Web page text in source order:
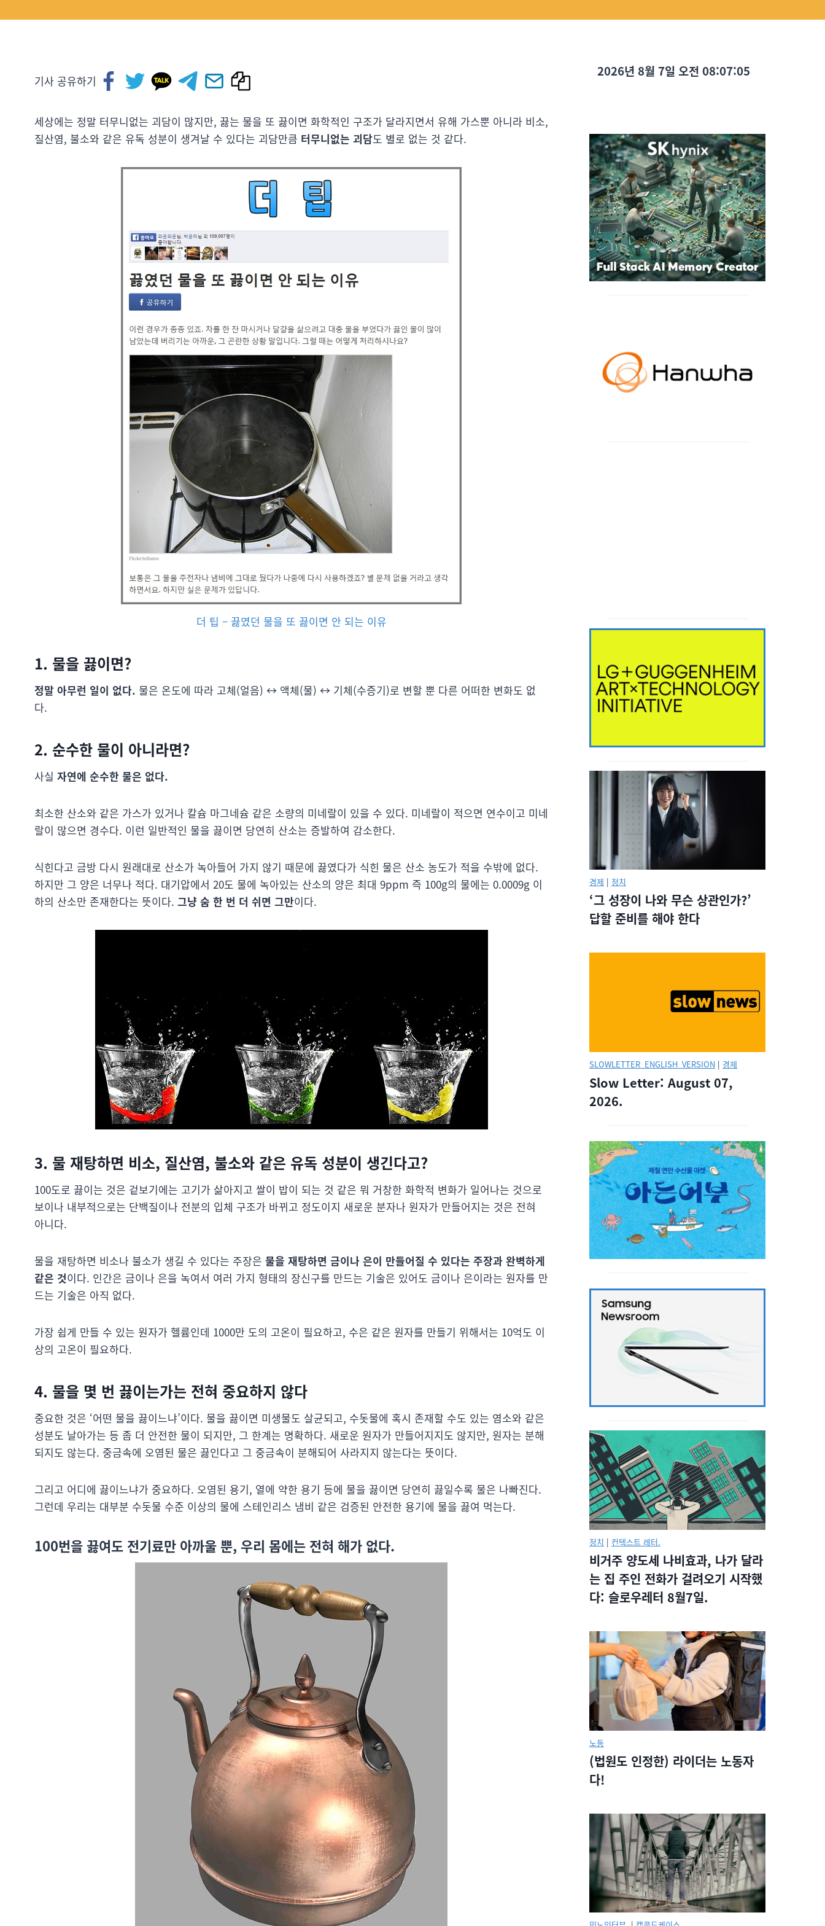
기사 공유하기
세상에는 정말 터무니없는 괴담이 많지만, 끓는 물을 또 끓이면 화학적인 구조가 달라지면서 유해 가스뿐 아니라 비소,
질산염, 불소와 같은 유독 성분이 생겨날 수 있다는 괴담만큼 터무니없는 괴담도 별로 없는 것 같다.
더 팁 – 끓였던 물을 또 끓이면 안 되는 이유
1. 물을 끓이면?
정말 아무런 일이 없다. 물은 온도에 따라 고체(얼음) ↔ 액체(물) ↔ 기체(수증기)로 변할 뿐 다른 어떠한 변화도 없
다.
2. 순수한 물이 아니라면?
사실 자연에 순수한 물은 없다.
최소한 산소와 같은 가스가 있거나 칼슘 마그네슘 같은 소량의 미네랄이 있을 수 있다. 미네랄이 적으면 연수이고 미네
랄이 많으면 경수다. 이런 일반적인 물을 끓이면 당연히 산소는 증발하여 감소한다.
식힌다고 금방 다시 원래대로 산소가 녹아들어 가지 않기 때문에 끓였다가 식힌 물은 산소 농도가 적을 수밖에 없다.
하지만 그 양은 너무나 적다. 대기압에서 20도 물에 녹아있는 산소의 양은 최대 9ppm 즉 100g의 물에는 0.0009g 이
하의 산소만 존재한다는 뜻이다. 그냥 숨 한 번 더 쉬면 그만이다.
3. 물 재탕하면 비소, 질산염, 불소와 같은 유독 성분이 생긴다고?
100도로 끓이는 것은 겉보기에는 고기가 삶아지고 쌀이 밥이 되는 것 같은 뭐 거창한 화학적 변화가 일어나는 것으로
보이나 내부적으로는 단백질이나 전분의 입체 구조가 바뀌고 정도이지 새로운 분자나 원자가 만들어지는 것은 전혀
아니다.
물을 재탕하면 비소나 불소가 생길 수 있다는 주장은 물을 재탕하면 금이나 은이 만들어질 수 있다는 주장과 완벽하게
같은 것이다. 인간은 금이나 은을 녹여서 여러 가지 형태의 장신구를 만드는 기술은 있어도 금이나 은이라는 원자를 만
드는 기술은 아직 없다.
가장 쉽게 만들 수 있는 원자가 헬륨인데 1000만 도의 고온이 필요하고, 수은 같은 원자를 만들기 위해서는 10억도 이
상의 고온이 필요하다.
4. 물을 몇 번 끓이는가는 전혀 중요하지 않다
중요한 것은 ‘어떤 물을 끓이느냐’이다. 물을 끓이면 미생물도 살균되고, 수돗물에 혹시 존재할 수도 있는 염소와 같은
성분도 날아가는 등 좀 더 안전한 물이 되지만, 그 한계는 명확하다. 새로운 원자가 만들어지지도 않지만, 원자는 분해
되지도 않는다. 중금속에 오염된 물은 끓인다고 그 중금속이 분해되어 사라지지 않는다는 뜻이다.
그리고 어디에 끓이느냐가 중요하다. 오염된 용기, 열에 약한 용기 등에 물을 끓이면 당연히 끓일수록 물은 나빠진다.
그런데 우리는 대부분 수돗물 수준 이상의 물에 스테인리스 냄비 같은 검증된 안전한 용기에 물을 끓여 먹는다.
100번을 끓여도 전기료만 아까울 뿐, 우리 몸에는 전혀 해가 없다.
2026년 8월 7일 오전 08:07:06
경제 | 정치
‘그 성장이 나와 무슨 상관인가?’
답할 준비를 해야 한다
SLOWLETTER_ENGLISH_VERSION | 경제
Slow Letter: August 07,
2026.
정치 | 컨텍스트 레터.
비거주 양도세 나비효과, 나가 달라
는 집 주인 전화가 걸려오기 시작했
다: 슬로우레터 8월7일.
노동
(법원도 인정한) 라이더는 노동자
다!